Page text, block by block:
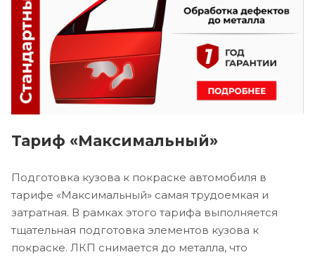
Тариф «Максимальный»
Подготовка кузова к покраске автомобиля в
тарифе «Максимальный» самая трудоемкая и
затратная. В рамках этого тарифа выполняется
тщательная подготовка элементов кузова к
покраске. ЛКП снимается до металла, что